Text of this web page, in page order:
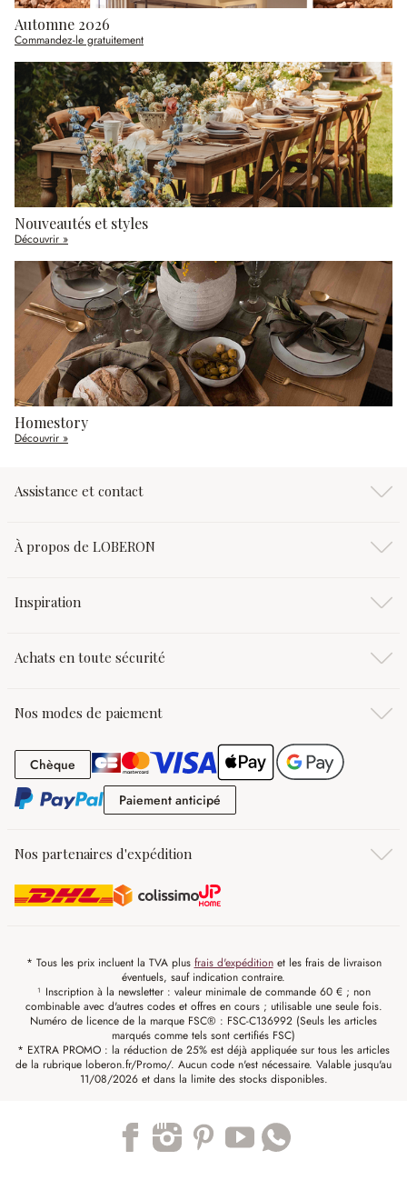
Automne 2026
Commandez-le gratuitement
Nouveautés et styles
Découvrir »
Homestory
Découvrir »
Assistance et contact
À propos de LOBERON
Inspiration
Achats en toute sécurité
Nos modes de paiement
Chèque Chèque
Paiement anticipé
Nos partenaires d'expédition
* Tous les prix incluent la TVA plus frais d'expéditionet les frais de livraison
éventuels, sauf indication contraire.
¹ Inscription à la newsletter : valeur minimale de commande 60 € ; non
combinable avec d'autres codes et offres en cours ; utilisable une seule fois.
Numéro de licence de la marque FSC® : FSC-C136992 (Seuls les articles
marqués comme tels sont certifiés FSC)
* EXTRA PROMO : la réduction de 25% est déjà appliquée sur tous les articles
de la rubrique loberon.fr/Promo/. Aucun code n'est nécessaire. Valable jusqu'au
11/08/2026 et dans la limite des stocks disponibles.